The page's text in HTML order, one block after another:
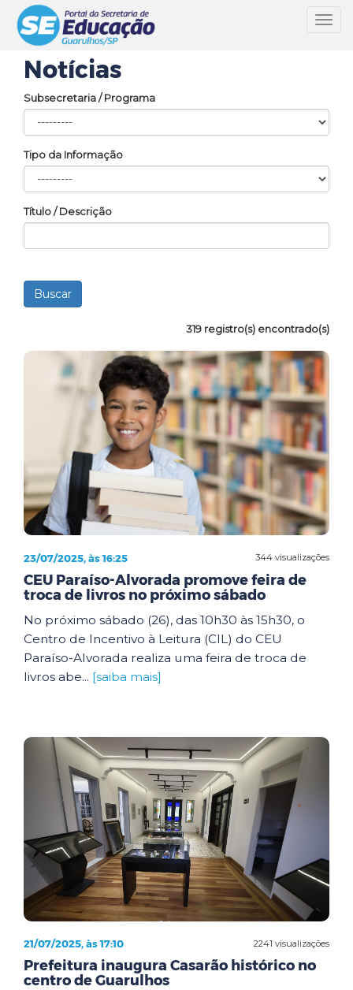
Notícias
Subsecretaria / Programa
Tipo da Informação
Título / Descrição
319 registro(s) encontrado(s)
344 visualizações
23/07/2025, às 16:25
CEU Paraíso-Alvorada promove feira de
troca de livros no próximo sábado
No próximo sábado (26), das 10h30 às 15h30, o
Centro de Incentivo à Leitura (CIL) do CEU
Paraíso-Alvorada realiza uma feira de troca de
livros abe... [saiba mais]
2241 visualizações
21/07/2025, às 17:10
Prefeitura inaugura Casarão histórico no
centro de Guarulhos